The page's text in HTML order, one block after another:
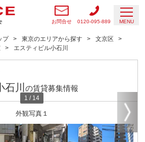
お問合せ 0120-095-889 MENU
プ 東京のエリアから探す
文京区
エスティビル小石川
川 の賃貸募集情報
外観写真１
1 / 14